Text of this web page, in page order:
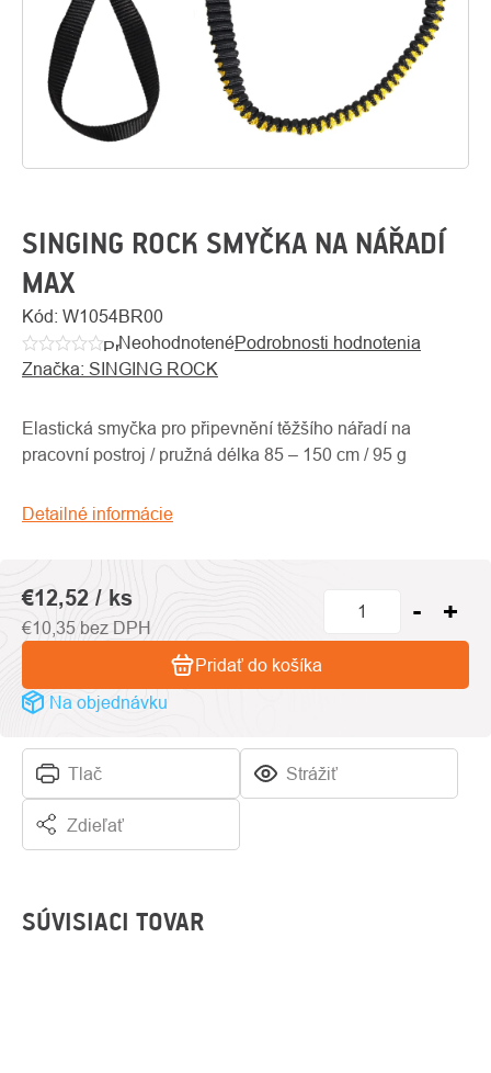
SINGING ROCK SMYČKA NA NÁŘADÍ
MAX
Kód: W1054BR00
Priemerné
hodnotenie
je
0,0
5
NeohodnotenéPodrobnosti hodnotenia
Značka: SINGING ROCK
Elastická smyčka pro připevnění těžšího nářadí na
pracovní postroj / pružná délka 85 – 150 cm / 95 g
Detailné informácie
Tlač Strážiť
Zdieľať
€12,52 / ks
€10,35 bez DPH
Na objednávku
Pridať do košíka
SÚVISIACI TOVAR